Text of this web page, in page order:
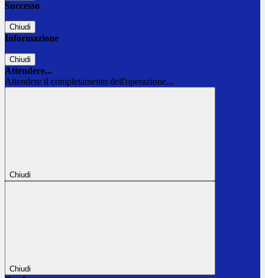
Successo
Chiudi
Informazione
Chiudi
Attendere...
Attendere il completamento dell'operazione...
Chiudi
Chiudi